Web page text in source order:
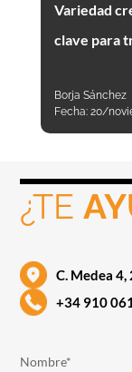
Variedad
clave para
Borja Sánchez
Fecha: 20/
¿TE
C. Medea
+34 910
Nombre*